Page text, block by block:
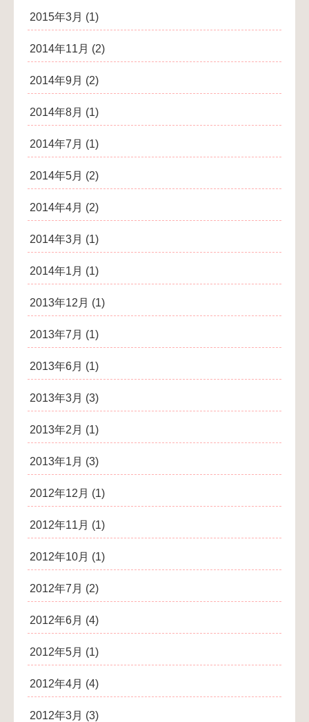
2015年3月 (1)
2014年11月 (2)
2014年9月 (2)
2014年8月 (1)
2014年7月 (1)
2014年5月 (2)
2014年4月 (2)
2014年3月 (1)
2014年1月 (1)
2013年12月 (1)
2013年7月 (1)
2013年6月 (1)
2013年3月 (3)
2013年2月 (1)
2013年1月 (3)
2012年12月 (1)
2012年11月 (1)
2012年10月 (1)
2012年7月 (2)
2012年6月 (4)
2012年5月 (1)
2012年4月 (4)
2012年3月 (3)